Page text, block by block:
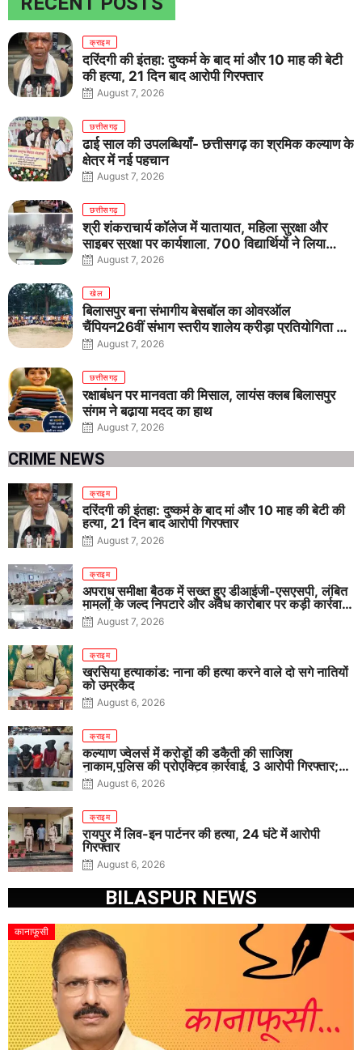
क्राइम
दरिंदगी की इंतहा: दुष्कर्म के बाद मां और 10 माह की बेटी
की हत्या, 21 दिन बाद आरोपी गिरफ्तार
August 7, 2026
छत्तीसगढ़
ढाई साल की उपलब्धियाँ- छत्तीसगढ़ का श्रमिक कल्याण के
क्षेत्र में नई पहचान
August 7, 2026
छत्तीसगढ़
श्री शंकराचार्य कॉलेज में यातायात, महिला सुरक्षा और
साइबर सुरक्षा पर कार्यशाला, 700 विद्यार्थियों ने लिया
जागरूकता का संकल्प
August 7, 2026
खेल
बिलासपुर बना संभागीय बेसबॉल का ओवरऑल
चैंपियन26वीं संभाग स्तरीय शालेय क्रीड़ा प्रतियोगिता में
तीनों आयु वर्गों में शानदार प्रदर्शन
August 7, 2026
छत्तीसगढ़
रक्षाबंधन पर मानवता की मिसाल, लायंस क्लब बिलासपुर
संगम ने बढ़ाया मदद का हाथ
August 7, 2026
CRIME NEWS
क्राइम
दरिंदगी की इंतहा: दुष्कर्म के बाद मां और 10 माह की बेटी की
हत्या, 21 दिन बाद आरोपी गिरफ्तार
August 7, 2026
क्राइम
अपराध समीक्षा बैठक में सख्त हुए डीआईजी-एसएसपी, लंबित
मामलों के जल्द निपटारे और अवैध कारोबार पर कड़ी कार्रवाई
के निर्देश
August 7, 2026
क्राइम
खरसिया हत्याकांड: नाना की हत्या करने वाले दो सगे नातियों
को उम्रकैद
August 6, 2026
क्राइम
कल्याण ज्वेलर्स में करोड़ों की डकैती की साजिश
नाकाम,पुलिस की प्रोएक्टिव कार्रवाई, 3 आरोपी गिरफ्तार;
पिस्टल, कारतूस, चाकू और मोबाइल बरामद
August 6, 2026
क्राइम
रायपुर में लिव-इन पार्टनर की हत्या, 24 घंटे में आरोपी
गिरफ्तार
August 6, 2026
BILASPUR NEWS
कानाफूसी